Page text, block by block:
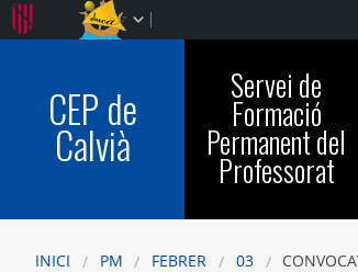
CEP de
Calvià
Servei de
Formació
Permanent del
Professorat
INICI PM FEBRER 03